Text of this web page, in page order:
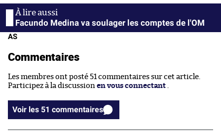
Facundo Medina va soulager les comptes de l'OM
AS
Commentaires
Les membres ont posté 51 commentaires sur cet article.
Participez à la discussion en vous connectant
Voir les 51 commentaires